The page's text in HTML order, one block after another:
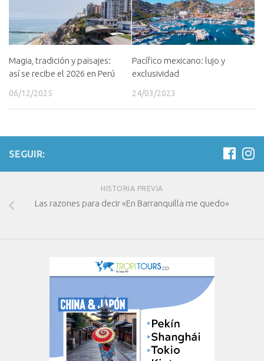
Magia, tradición y paisajes:
así se recibe el 2026 en Perú
06/12/2025
Pacífico mexicano: lujo y
exclusividad
24/03/2023
SEGUIR:
HISTORIA PREVIA
Las razones para decir «En Barranquilla me quedo»